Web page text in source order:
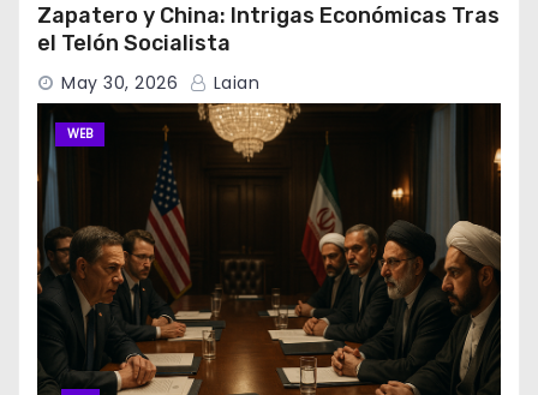
Zapatero y China: Intrigas Económicas Tras
el Telón Socialista
May 30, 2026 Laian
WEB